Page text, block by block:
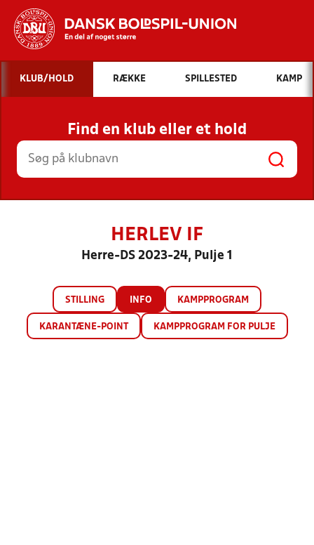
Hvad vil du søge efter?
INDHOLD OG NYHEDER
STILLINGER, RESULTATER, KLUBBER OG
HOLD
KLUB/HOLD RÆKKE SPILLESTED KAMP
Find en klub eller et hold
HERLEV IF
Herre-DS 2023-24, Pulje 1
STILLING INFO KAMPPROGRAM
KARANTÆNE-POINT KAMPPROGRAM FOR PULJE